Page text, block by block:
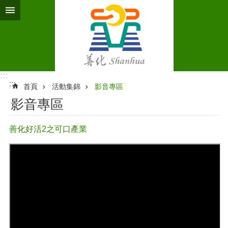
跳到主要內容區塊
:::
:::
首頁 活動集錦 影音專區
影音專區
善化好活2之可口產業